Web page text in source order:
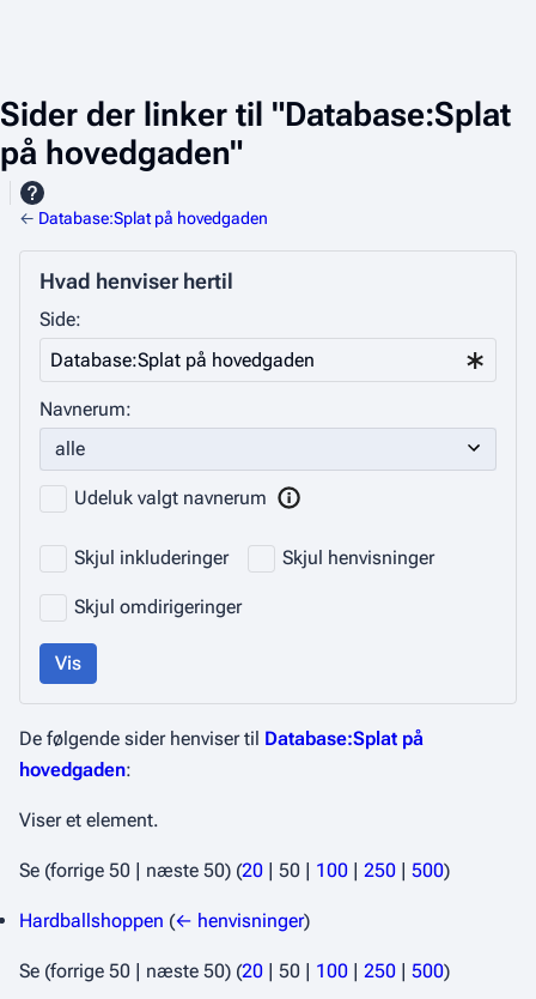
Sider der linker til "Database:Splat
på hovedgaden"
← Database:Splat på hovedgaden
Hvad henviser hertil
Side:
Navnerum:
Udeluk valgt navnerum
Skjul inkluderinger Skjul henvisninger
Skjul omdirigeringer
Vis
De følgende sider henviser til Database:Splat på
hovedgaden:
Viser et element.
Se (forrige 50 | næste 50) (20 | 50 | 100 | 250 | 500)
Hardballshoppen (← henvisninger)
Se (forrige 50 | næste 50) (20 | 50 | 100 | 250 | 500)